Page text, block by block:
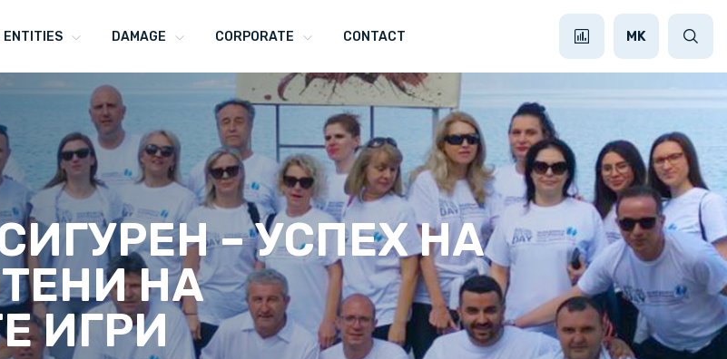
ENTITIES DAMAGE CORPORATE CONTACT MK
– УСПЕХ НА
НА
ИГРИ